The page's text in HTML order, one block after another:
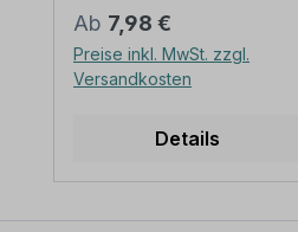
(weiter unten).
Rohrschellen nach der
IVZ-Norm stellen die
Standardbefestigungen
Verkehrszeichen dar. Sie
erhältlich,
und somit für dauerhafte
Regulärer Preis:
Ab 7,98 €
Preise inkl. MwSt. zzgl.
Versandkosten
Details